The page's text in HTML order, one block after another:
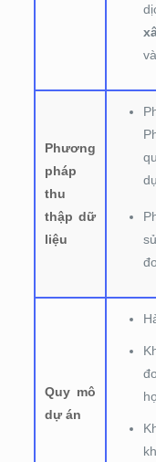
Phương
pháp
thu
thập dữ
liệu
Quy mô
dự án